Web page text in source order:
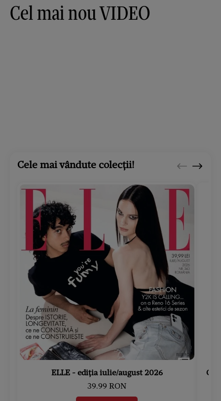
Cel mai nou VIDEO
Cele mai vândute colecții!
ELLE - ediția iulie/august 2026
39.99 RON